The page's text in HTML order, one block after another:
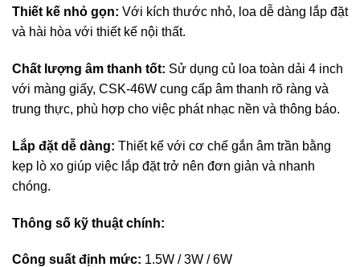
Thiết kế nhỏ gọn: Với kích thước nhỏ, loa dễ dàng lắp đặt
và hài hòa với thiết kế nội thất.​
Chất lượng âm thanh tốt: Sử dụng củ loa toàn dải 4 inch
với màng giấy, CSK-46W cung cấp âm thanh rõ ràng và
trung thực, phù hợp cho việc phát nhạc nền và thông báo.​
Lắp đặt dễ dàng: Thiết kế với cơ chế gắn âm trần bằng
kẹp lò xo giúp việc lắp đặt trở nên đơn giản và nhanh
chóng.​
Thông số kỹ thuật chính:
Công suất định mức: 1.5W / 3W / 6W​